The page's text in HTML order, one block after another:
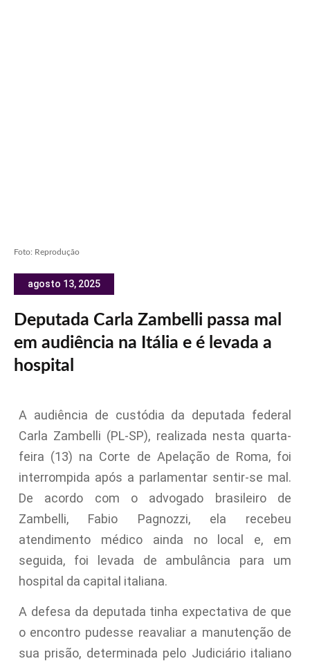
Foto: Reprodução
agosto 13, 2025
Deputada Carla Zambelli passa mal
em audiência na Itália e é levada a
hospital
A audiência de custódia da deputada federal
Carla Zambelli (PL-SP), realizada nesta quarta-
feira (13) na Corte de Apelação de Roma, foi
interrompida após a parlamentar sentir-se mal.
De acordo com o advogado brasileiro de
Zambelli, Fabio Pagnozzi, ela recebeu
atendimento médico ainda no local e, em
seguida, foi levada de ambulância para um
hospital da capital italiana.
A defesa da deputada tinha expectativa de que
o encontro pudesse reavaliar a manutenção de
sua prisão, determinada pelo Judiciário italiano